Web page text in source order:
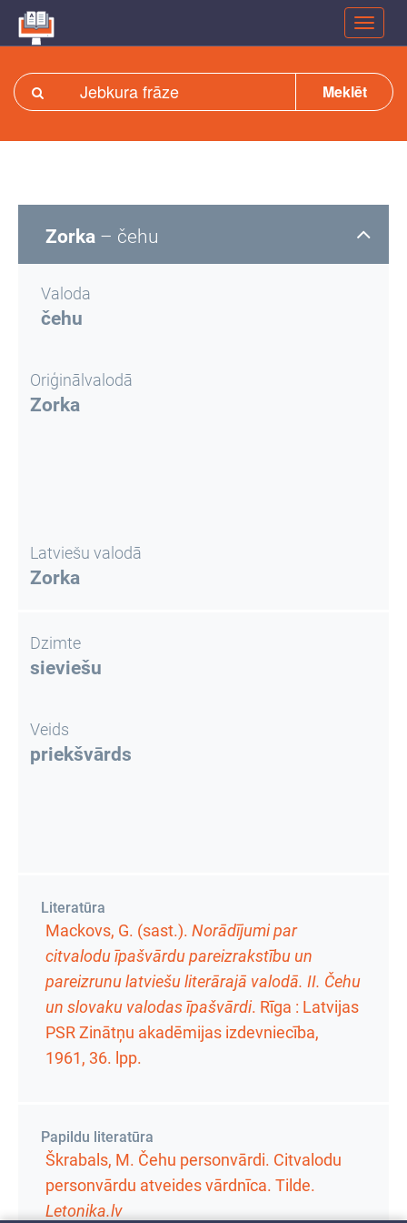
Meklēt
Zorka – čehu
Valoda
čehu
Oriģinālvalodā
Zorka
Latviešu valodā
Zorka
Dzimte
sieviešu
Veids
priekšvārds
Literatūra
Mackovs, G. (sast.). Norādījumi par
citvalodu īpašvārdu pareizrakstību un
pareizrunu latviešu literārajā valodā. II. Čehu
un slovaku valodas īpašvārdi. Rīga : Latvijas
PSR Zinātņu akadēmijas izdevniecība,
1961, 36. lpp.
Papildu literatūra
Škrabals, M. Čehu personvārdi. Citvalodu
personvārdu atveides vārdnīca. Tilde.
Letonika.lv